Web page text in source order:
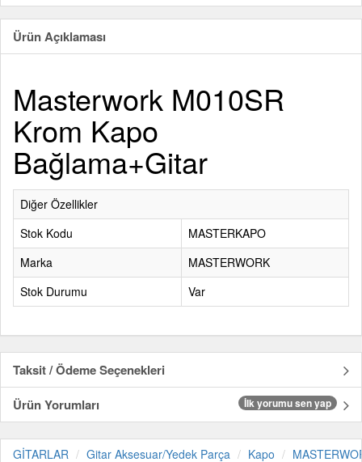
Ürün Açıklaması
Masterwork M010SR
Krom Kapo
Bağlama+Gitar
Diğer Özellikler
Stok Kodu
MASTERKAPO
Marka
MASTERWORK
Stok Durumu
Var
Taksit / Ödeme Seçenekleri
Ürün Yorumları
İlk yorumu sen yap
GİTARLAR Gitar Aksesuar/Yedek Parça Kapo